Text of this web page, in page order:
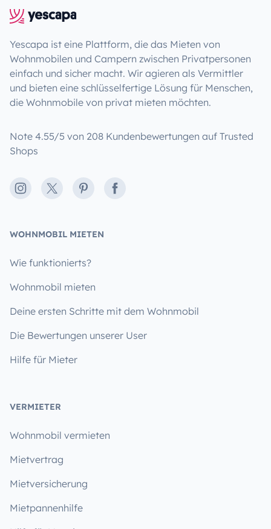
Yescapa ist eine Plattform, die das Mieten von
Wohnmobilen und Campern zwischen Privatpersonen
einfach und sicher macht. Wir agieren als Vermittler
und bieten eine schlüsselfertige Lösung für Menschen,
die Wohnmobile von privat mieten möchten.
Note 4.55/5 von 208 Kundenbewertungen auf Trusted
Shops
Instagram
X PinterestFacebook
WOHNMOBIL MIETEN
Wie funktionierts?
Wohnmobil mieten
Deine ersten Schritte mit dem Wohnmobil
Die Bewertungen unserer User
Hilfe für Mieter
VERMIETER
Wohnmobil vermieten
Mietvertrag
Mietversicherung
Mietpannenhilfe